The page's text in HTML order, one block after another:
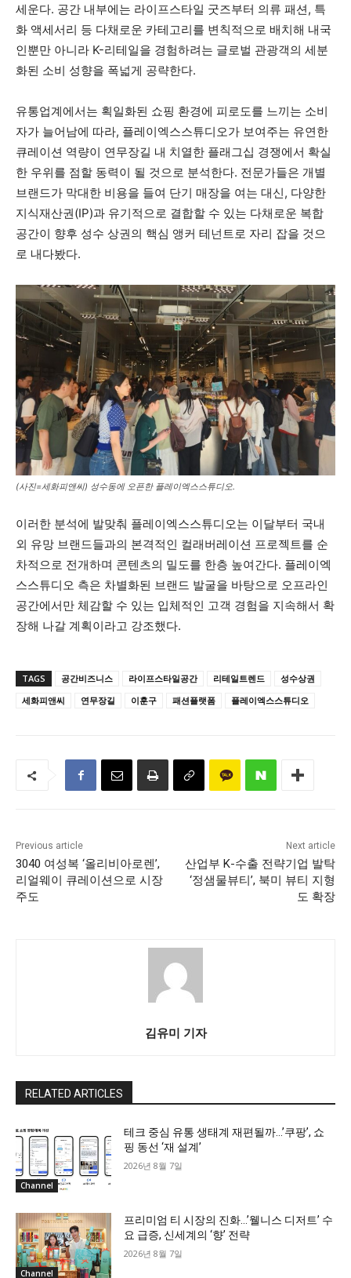
세운다. 공간 내부에는 라이프스타일 굿즈부터 의류 패션, 특
화 액세서리 등 다채로운 카테고리를 변칙적으로 배치해 내국
인뿐만 아니라 K-리테일을 경험하려는 글로벌 관광객의 세분
화된 소비 성향을 폭넓게 공략한다.
유통업계에서는 획일화된 쇼핑 환경에 피로도를 느끼는 소비
자가 늘어남에 따라, 플레이엑스스튜디오가 보여주는 유연한
큐레이션 역량이 연무장길 내 치열한 플래그십 경쟁에서 확실
한 우위를 점할 동력이 될 것으로 분석한다. 전문가들은 개별
브랜드가 막대한 비용을 들여 단기 매장을 여는 대신, 다양한
지식재산권(IP)과 유기적으로 결합할 수 있는 다채로운 복합
공간이 향후 성수 상권의 핵심 앵커 테넌트로 자리 잡을 것으
로 내다봤다.
(사진=세화피앤씨) 성수동에 오픈한 플레이엑스스튜디오.
이러한 분석에 발맞춰 플레이엑스스튜디오는 이달부터 국내
외 유망 브랜드들과의 본격적인 컬래버레이션 프로젝트를 순
차적으로 전개하며 콘텐츠의 밀도를 한층 높여간다. 플레이엑
스스튜디오 측은 차별화된 브랜드 발굴을 바탕으로 오프라인
공간에서만 체감할 수 있는 입체적인 고객 경험을 지속해서 확
장해 나갈 계획이라고 강조했다.
TAGS 공간비즈니스 라이프스타일공간 리테일트렌드
성수상권
세화피앤씨
연무장길 이훈구 패션플랫폼 플레이엑스스튜디오
Previous article
3040 여성복 ‘올리비아로렌’,
리얼웨이 큐레이션으로 시장
주도
Next article
산업부 K-수출 전략기업 발탁
‘정샘물뷰티’, 북미 뷰티 지형
도 확장
김유미 기자
RELATED ARTICLES
Channel
테크 중심 유통 생태계 재편될까…’쿠팡’, 쇼
핑 동선 ‘재 설계’
2026년 8월 7일
Channel
프리미엄 티 시장의 진화…’웰니스 디저트’ 수
요 급증, 신세계의 ‘향’ 전략
2026년 8월 7일